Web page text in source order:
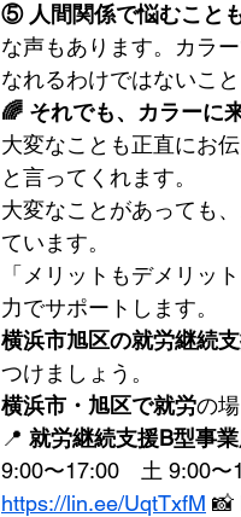
⑤ 人間関係で悩むこと
な声もあります。カラ
なれるわけではないこと
🌈 それでも、カラーに
大変なことも正直にお
と言ってくれます。
大変なことがあっても
ています。
「メリットもデメリッ
力でサポートします。
横浜市旭区の就労継続
つけましょう。
横浜市・旭区で就労の
📍 就労継続支援B型事業
9:00〜17:00　土 9:00
https://lin.ee/UqtTxfM 📸